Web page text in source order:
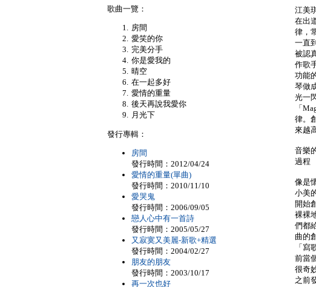
江美
在出
律，
一直
被認
作歌
功能
琴做
光一
「
律。
來越
音樂
過程
像是
小美
開始
裸裸
們都
曲的
「
前當
很奇
之前
歌曲一覽：
房間
愛笑的你
完美分手
你是愛我的
晴空
在一起多好
愛情的重量
後天再說我愛你
月光下
發行專輯：
房間
發行時間：2012/04/24
愛情的重量(單曲)
發行時間：2010/11/10
愛哭鬼
發行時間：2006/09/05
戀人心中有一首詩
發行時間：2005/05/27
又寂寞又美麗-新歌+精選
發行時間：2004/02/27
朋友的朋友
發行時間：2003/10/17
再一次也好